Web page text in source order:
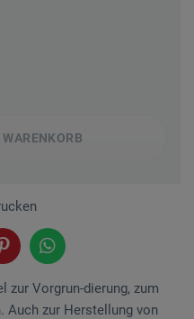
WARENKORB
zur Vorgrun-dierung, zum
Auch zur Herstellung von